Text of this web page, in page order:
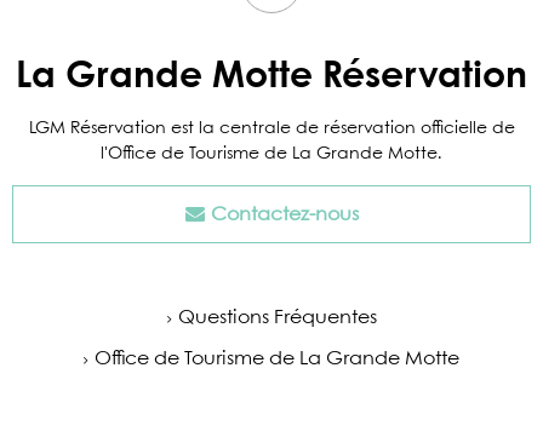
La Grande Motte Réservation
LGM Réservation est la centrale de réservation officielle de
l'Office de Tourisme de La Grande Motte.
Contactez-nous
Questions Fréquentes
Office de Tourisme de La Grande Motte